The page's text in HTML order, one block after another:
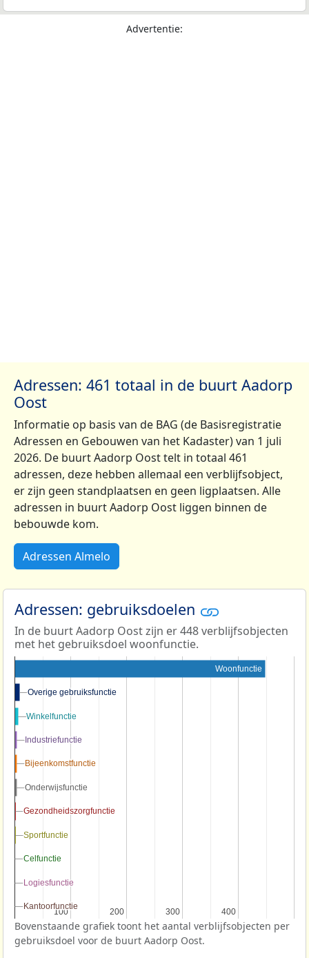
Advertentie:
Adressen: 461 totaal in de buurt Aadorp
Oost
Informatie op basis van de BAG (de Basisregistratie
Adressen en Gebouwen van het Kadaster) van 1 juli
2026. De buurt Aadorp Oost telt in totaal 461
adressen, deze hebben allemaal een verblijfsobject,
er zijn geen standplaatsen en geen ligplaatsen. Alle
adressen in buurt Aadorp Oost liggen binnen de
bebouwde kom.
Adressen Almelo
Adressen: gebruiksdoelen
In de buurt Aadorp Oost zijn er 448 verblijfsobjecten
met het gebruiksdoel woonfunctie.
100
100 200
200 300
300 400
400
Woonfunctie
Overige gebruiksfunctie
Overige gebruiksfunctie
Winkelfunctie
Winkelfunctie
Industriefunctie
Industriefunctie
Bijeenkomstfunctie
Bijeenkomstfunctie
Onderwijsfunctie
Onderwijsfunctie
Gezondheidszorgfunctie
Gezondheidszorgfunctie
Sportfunctie
Sportfunctie
Celfunctie
Celfunctie
Logiesfunctie
Logiesfunctie
Kantoorfunctie
Kantoorfunctie
Bovenstaande grafiek toont het aantal verblijfsobjecten per
gebruiksdoel voor de buurt Aadorp Oost.